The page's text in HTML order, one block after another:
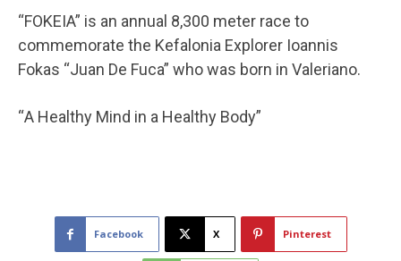
“FOKEIA” is an annual 8,300 meter race to
commemorate the Kefalonia Explorer Ioannis
Fokas “Juan De Fuca” who was born in Valeriano.
“Α Healthy Mind in a Healthy Body”
Facebook X Pinterest